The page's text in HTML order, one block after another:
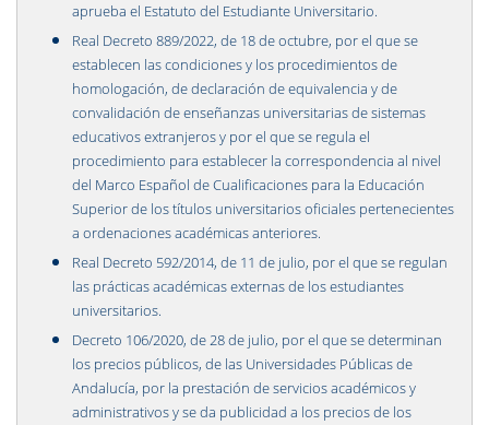
aprueba el Estatuto del Estudiante Universitario.
Real Decreto 889/2022, de 18 de octubre, por el que se
establecen las condiciones y los procedimientos de
homologación, de declaración de equivalencia y de
convalidación de enseñanzas universitarias de sistemas
educativos extranjeros y por el que se regula el
procedimiento para establecer la correspondencia al nivel
del Marco Español de Cualificaciones para la Educación
Superior de los títulos universitarios oficiales pertenecientes
a ordenaciones académicas anteriores.
Real Decreto 592/2014, de 11 de julio, por el que se regulan
las prácticas académicas externas de los estudiantes
universitarios.
Decreto 106/2020, de 28 de julio, por el que se determinan
los precios públicos, de las Universidades Públicas de
Andalucía, por la prestación de servicios académicos y
administrativos y se da publicidad a los precios de los